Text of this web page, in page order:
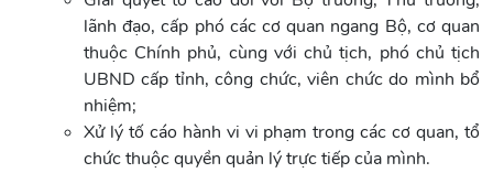
lãnh đạo, cấp phó các cơ quan ngang Bộ, cơ quan
thuộc Chính phủ, cùng với chủ tịch, phó chủ tịch
UBND cấp tỉnh, công chức, viên chức do mình bổ
nhiệm;
Xử lý tố cáo hành vi vi phạm trong các cơ quan, tổ
chức thuộc quyền quản lý trực tiếp của mình.